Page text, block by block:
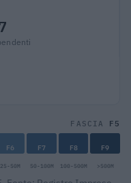
FASCIA F5
F6 F7 F8 F9
25-50M 50-100M 100-500M >500M